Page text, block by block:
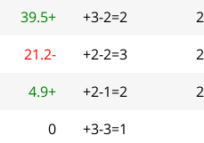
+3-2=2
39.5+
+2-2=3
21.2-
+2-1=2
4.9+
+3-3=1
0